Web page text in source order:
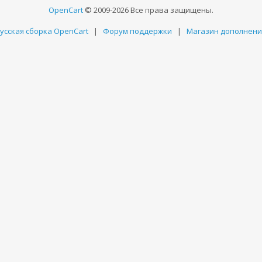
OpenCart © 2009-2026 Все права защищены.
сборка OpenCart | Форум поддержки | Магазин